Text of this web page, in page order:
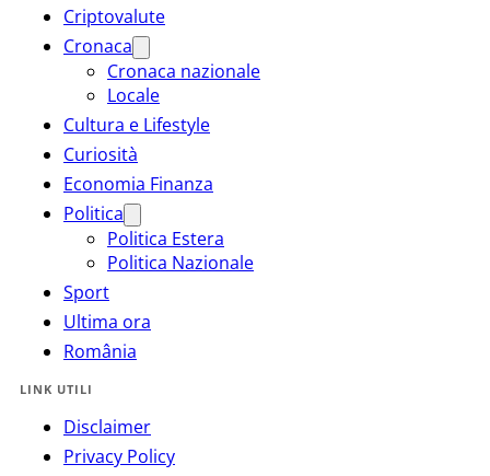
Criptovalute
Cronaca
Cronaca nazionale
Locale
Cultura e Lifestyle
Curiosità
Economia Finanza
Politica
Politica Estera
Politica Nazionale
Sport
Ultima ora
România
LINK UTILI
Disclaimer
Privacy Policy